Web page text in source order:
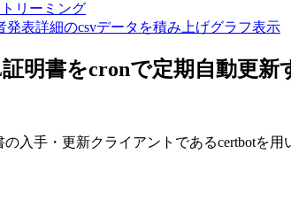
トリーミング
表詳細のcsvデータを積み上げグラフ表示
明書をcronで定期自動更新
の入手・更新クライアントであるcertbotを